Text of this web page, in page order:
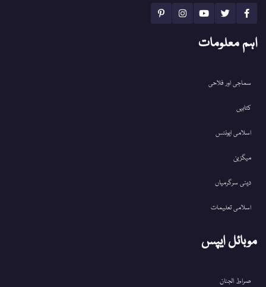
اہم معلومات
سماجی اور فلاحی
کتابیں
اسلامی ایونٹس
میگزین
دینی سرگرمیاں
اسلامی تعلیمات
موبائل ایپس
صراط الجنان